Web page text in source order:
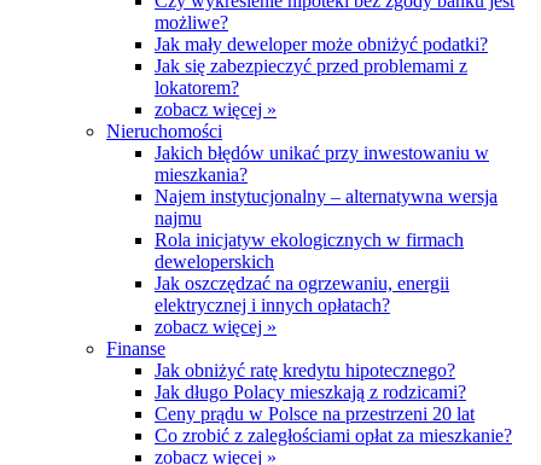
możliwe?
Jak mały deweloper może obniżyć podatki?
Jak się zabezpieczyć przed problemami z
lokatorem?
zobacz więcej »
Nieruchomości
Jakich błędów unikać przy inwestowaniu w
mieszkania?
Najem instytucjonalny – alternatywna wersja
najmu
Rola inicjatyw ekologicznych w firmach
deweloperskich
Jak oszczędzać na ogrzewaniu, energii
elektrycznej i innych opłatach?
zobacz więcej »
Finanse
Jak obniżyć ratę kredytu hipotecznego?
Jak długo Polacy mieszkają z rodzicami?
Ceny prądu w Polsce na przestrzeni 20 lat
Co zrobić z zaległościami opłat za mieszkanie?
zobacz więcej »